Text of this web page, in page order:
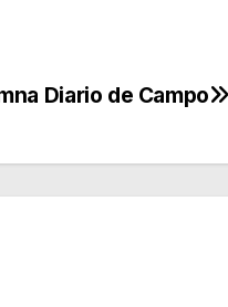
Diario de Campo